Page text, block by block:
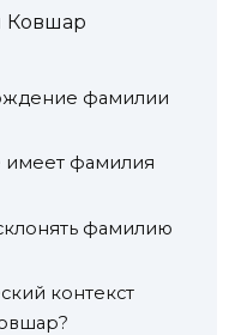
Ковшар
фамилии
имеет фамилия
фамилию
контекст